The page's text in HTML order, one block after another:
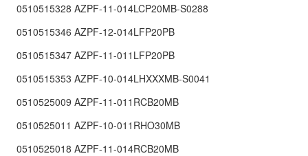
0510515328 AZPF-11-014LCP20MB-S0288
0510515346 AZPF-12-014LFP20PB
0510515347 AZPF-11-011LFP20PB
0510515353 AZPF-10-014LHXXXMB-S0041
0510525009 AZPF-11-011RCB20MB
0510525011 AZPF-10-011RHO30MB
0510525018 AZPF-11-014RCB20MB